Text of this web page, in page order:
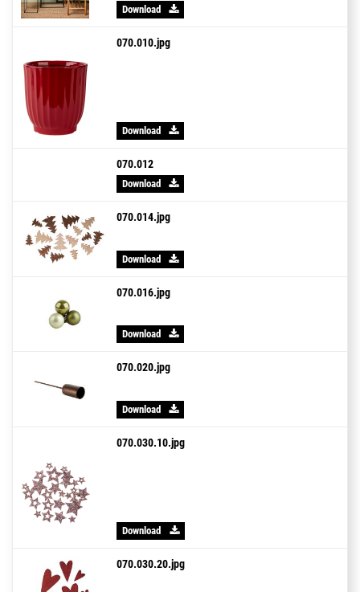
Download
070.010.jpg
Download
070.012
Download
070.014.jpg
Download
070.016.jpg
Download
070.020.jpg
Download
070.030.10.jpg
Download
070.030.20.jpg